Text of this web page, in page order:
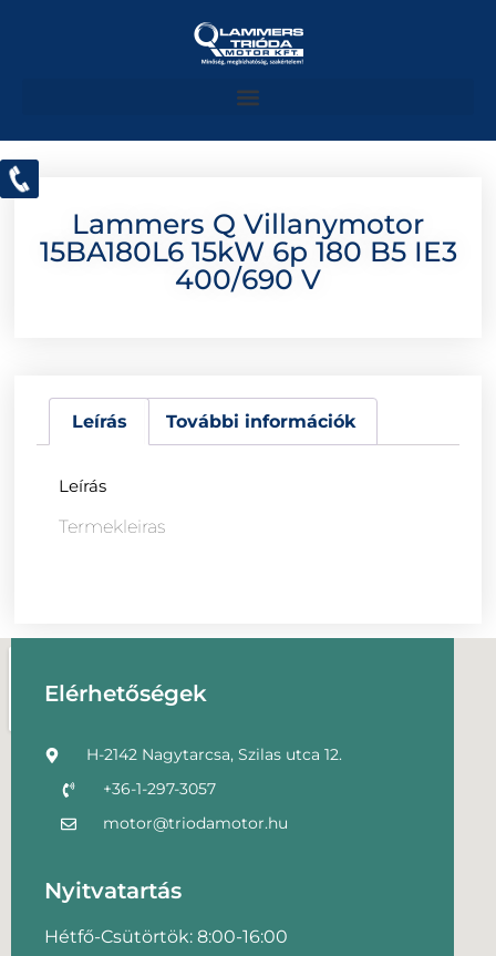
Lammers Q Villanymotor
15BA180L6 15kW 6p 180 B5 IE3
400/690 V
Leírás További információk
Leírás
Termekleiras
Elérhetőségek
H-2142 Nagytarcsa, Szilas utca 12.
+36-1-297-3057
motor@triodamotor.hu
Nyitvatartás
Hétfő-Csütörtök: 8:00-16:00